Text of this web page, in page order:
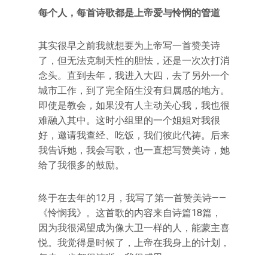
每个人，每首诗歌都是上帝爱与怜悯的管道
其实很早之前我就想要为上帝写一首赞美诗
了，但无法克制天性的胆怯，还是一次次打消
念头。直到去年，我进入大四，去了另外一个
城市工作，到了完全陌生没有归属感的地方。
即使是教会，如果没有人主动关心我，我也很
难融入其中。这时小组里的一个姐姐对我很
好，邀请我查经、吃饭，我们彼此代祷。后来
我告诉她，我会写歌，也一直想写赞美诗，她
给了我很多的鼓励。
终于在去年的12月，我写了第一首赞美诗——
《怜悯我》。这首歌的内容来自诗篇18篇，
因为我很渴望成为像大卫一样的人，能蒙主喜
悦。我觉得是时候了，上帝在我身上的计划，